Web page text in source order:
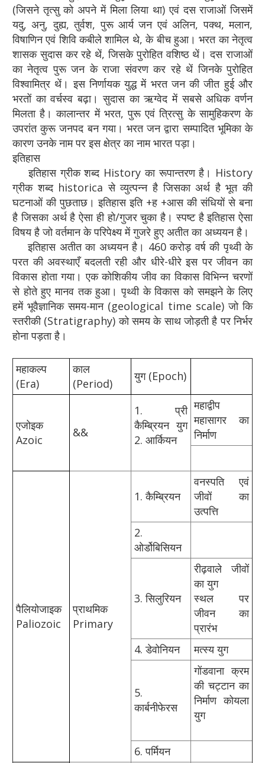
(जिसने तृत्सु को अपने में मिला लिया था) एवं दस राजाओं जिसमें
यदु, अनु, दुह्य, तुर्वश, पुरू आर्य जन एवं अलिन, पक्थ, मलान,
विषाणिन एवं शिवि कबीले शामिल थे, के बीच हुआ। भरत का नेतृत्व
शासक सुदास कर रहे थें, जिसके पुरोहित वशिष्ठ थें। दस राजाओं
का नेतृत्व पुरू जन के राजा संवरण कर रहे थें जिनके पुरोहित
विश्‍वामित्र थें। इस निर्णायक युद्ध में भरत जन की जीत हुई और
भरतों का वर्चस्व बढ़ा। सुदास का ऋग्वेद में सबसे अधिक वर्णन
मिलता है। कालान्तर में भरत, पुरू एवं त्रित्सु के सामुहिकरण के
उपरांत कुरू जनपद बन गया। भरत जन द्वारा सम्पादित भूमिका के
कारण उनके नाम पर इस क्षेत्र का नाम भारत पड़ा।
इतिहास
इतिहास ग्रीक शब्द History का रूपान्तरण है। History
ग्रीक शब्द historica से व्युत्पन्न है जिसका अर्थ है भूत की
घटनाओं की पुछताछ। इतिहास इति +ह +आस की संधियों से बना
है जिसका अर्थ है ऐसा ही हो/गुजर चुका है। स्पष्ट है इतिहास ऐसा
विषय है जो वर्तमान के परिपेक्ष्य में गुजरे हुए अतीत का अध्ययन है।
इतिहास अतीत का अध्ययन है। 460 करोड़ वर्ष की पृथ्वी के
परत की अवस्थाएँ बदलती रही और धीरे-धीरे इस पर जीवन का
विकास होता गया। एक कोशिकीय जीव का विकास विभिन्न चरणों
से होते हुए मानव तक हुआ। पृथ्वी के विकास को समझने के लिए
हमें भूवैज्ञानिक समय-मान (geological time scale) जो कि
स्तरीकी (Stratigraphy) को समय के साथ जोड़ती है पर निर्भर
होना पड़ता है।
महाकल्प
(Era)
काल
(Period)
युग (Epoch)
एजोइक
Azoic
&&
1. प्री
कैम्ब्रियन युग
2. आर्कियन
महाद्वीप
महासागर का
निर्माण
पैलियोजाइक
Paliozoic
प्राथमिक
Primary
1. कैम्ब्रियन
वनस्पति एवं
जीवों का
उत्पत्ति
2.
ओर्डोबिसियन
3. सिलुरियन
रीढ़वाले जीवों
का युग
स्थल पर
जीवन का
प्रारंभ
4. डेवोनियन
मत्स्य युग
5.
कार्बनीफेरस
गोंडवाना क्रम
की चट्टान का
निर्माण कोयला
युग
6. पर्मियन